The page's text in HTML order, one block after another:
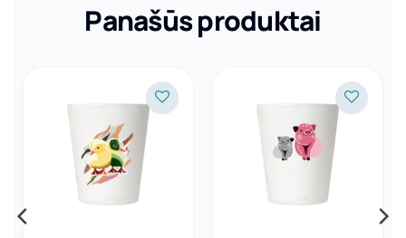
Panašūs produktai